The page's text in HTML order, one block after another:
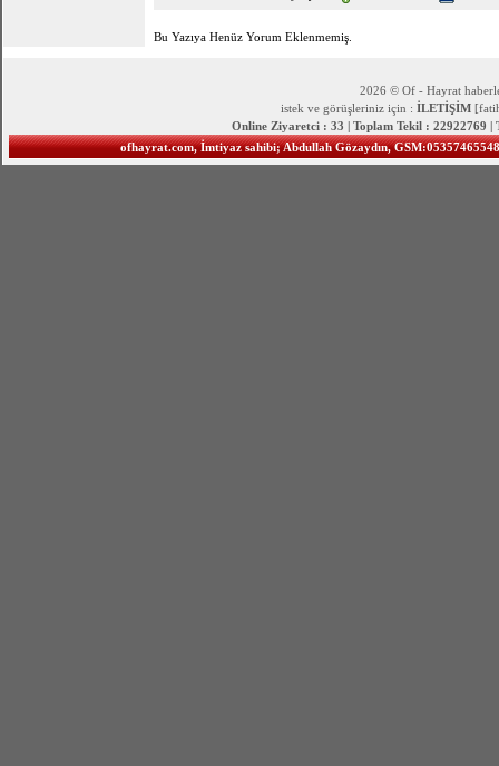
Bu Yazıya Henüz Yorum Eklenmemiş.
2026 © Of - Hayrat
istek ve görüşleriniz için : İLETİŞİM
Online Ziyaretci : 33 | Toplam Tekil : 22922769 |
ofhayrat.com, İmtiyaz sahibi; Abdullah Gözaydın,